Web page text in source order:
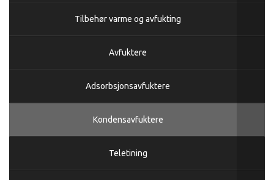
Tilbehør varme og avfukting
Avfuktere
Adsorbsjonsavfuktere
Kondensavfuktere
Teletining